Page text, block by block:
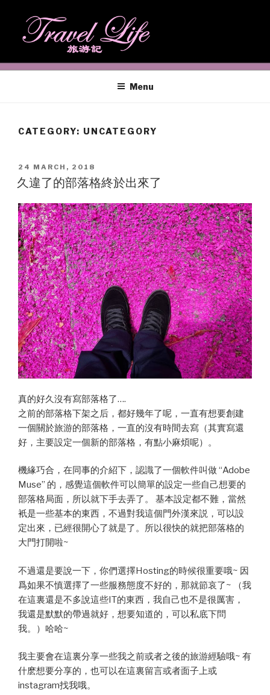
content
TRAVEL LIFE
Menu
CATEGORY: UNCATEGORY
POSTED
ON
24 MARCH, 2018
久違了的部落格終於出來了
真的好久沒有寫部落格了….
之前的部落格下架之后，都好幾年了呢，一直有想要創建
一個關於旅游的部落格，一直的沒有時間去寫（其實寫還
好，主要設定一個新的部落格，有點小麻煩呢）。
機緣巧合，在同事的介紹下，認識了一個軟件叫做 “Adobe
Muse” 的，感覺這個軟件可以簡單的設定一些自己想要的
部落格局面，所以就下手去弄了。 基本設定都不難，當然
衹是一些基本的東西，不過對我這個門外漢來説，可以設
定出來，已經很開心了就是了。所以很快的就把部落格的
大門打開啦~
不過還是要說一下，你們選擇Hosting的時候很重要哦~ 因
爲如果不慎選擇了一些服務態度不好的，那就節哀了~ （我
在這裏還是不多說這些IT的東西，我自己也不是很厲害，
我還是默默的帶過就好，想要知道的，可以私底下問
我。）哈哈~
我主要會在這裏分享一些我之前或者之後的旅游經驗哦~ 有
什麽想要分享的，也可以在這裏留言或者面子上或
instagram找我哦。